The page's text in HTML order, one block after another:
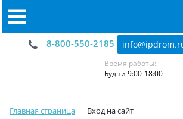
8-800-550-2185 info@ipdrom.
Время работы:
Будни 9:00-18:00
Главная страница Вход на сайт